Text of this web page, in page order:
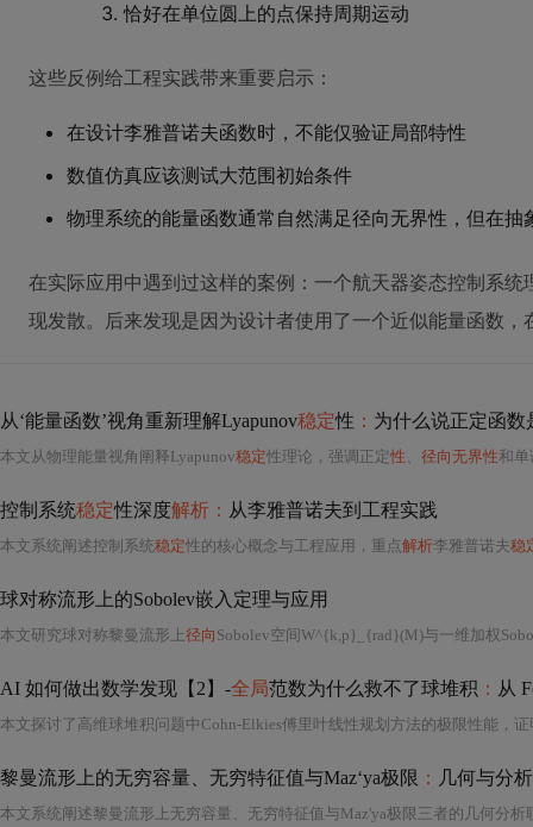
恰好在单位圆上的点保持周期运动
这些反例给工程实践带来重要启示：
在设计李雅普诺夫函数时，不能仅验证局部特性
数值仿真应该测试大范围初始条件
物理系统的能量函数通常自然满足径向无界性，但在抽
在实际应用中遇到过这样的案例：一个航天器姿态控制系
现发散。后来发现是因为设计者使用了一个近似能量函数
从‘能量函数’视角重新理解Lyapunov稳定性 ： 为什么说正定函数
本文从物理能量视角阐释Lyapunov稳定性理论，强调正定性 、 径向无界性和单调递减
控制系统稳定性深度解析： 从李雅普诺夫到工程实践
本文系统阐述控制系统稳定性的核心概念与工程应用，重点解析李雅普诺夫稳
球对称流形上的Sobolev嵌入定理与应用
本文研究球对称黎曼流形上径向 Sobolev空间W^{k,p}_{rad}(M)与一维加权
AI 如何做出数学发现【2】-全局范数为什么救不了球堆积 ： 从
黎曼流形上的无穷容量、无穷特征值与Maz‘ya极限 ： 几何与分
本文系统阐述黎曼流形上无穷容量、无穷特征值与Maz'ya极限三者的几何分析